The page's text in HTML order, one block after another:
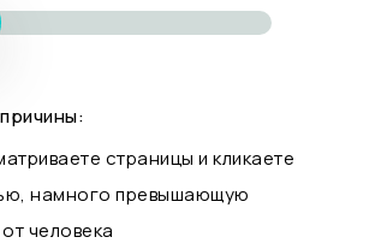
страницы и кликаете
намного превышающую
человека